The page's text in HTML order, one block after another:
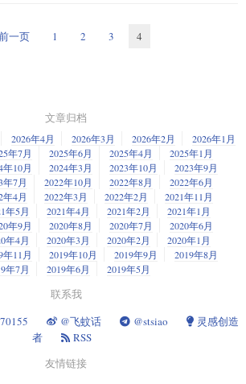
车的车内屏幕使用XP系统（也可能是CE），因为
方便的看到界面细节。这也是XP时代的一个典型
有个对应的问题：“百家争鸣”。
而Linux有各种各样的Linux。这就使得原作者对项
是毒瘤”到现在“我们是一家开源公司”的转变，
的被重视起来，设备的多样性也在催化着开源的
后”、“云用户”这几个标签。因为他不知道
你Steam的游戏在Linux上运行状态的网站，也不
整理并且一键运行非steam游戏的应用，更不知
OS标签得到的游戏结果只是Linux可以运行的
什么，以后再说。你只需要明白Linux的娱乐性不
以了。
Linux可以游玩的游戏数量也是比不上——可能永
所以仍然有一部分游戏会让你放弃Linux。比如
设备的游戏。
Microsoft Office。这些虽然可以通过wine来运行旧
很好。所以如果你一定要使用它们而不愿意去使
择就是好好的待在Windows，不要再考虑Linux
荐。因此为了最大化的公正，在这个视频里边，
么选择：第一部分，根据我心中的排名，完全主
质上来说，Linux出名的就那么几种：Debian系、
OpenSUSE系。其他的发行版基本都是从这几个
，也有一些可以说是独自建立的发行版比如英特
们的唯一区别就在于包管理器的不同。所以一份
有两个因素：基于什么的发行版、使用体验怎么
刚接触Linux的用户，所以核心问题就是易用，有
方法。如果放在几年前，我一定会向你推荐烂大
我最先向你推荐的一个。这是一个国内推出的发
行版来说，其本地化体验会有相当的提升。一个
下可能得配置一番的软件，在Deepin下都不是问
一页 1 2 3 4
文章归档
2026年4月 2026年3月 2026年2月
2026年1月
年7月 2025年6月 2025年4月
2025年1月
年10月 2024年3月 2023年10月
2023年9月
年7月 2022年10月 2022年8月
2022年6月
年4月 2022年3月 2022年2月
2021年11月
年5月 2021年4月 2021年2月
2021年1月
年9月 2020年8月 2020年7月
2020年6月
年4月 2020年3月 2020年2月
2020年1月
年11月 2019年10月 2019年9月
2019年8月
年7月
2019年6月 2019年5月
联系我
@飞蚊话 @stsiao
灵感创造
者
RSS
友情链接